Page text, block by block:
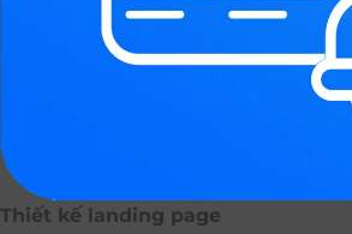
Thiết kế landing page